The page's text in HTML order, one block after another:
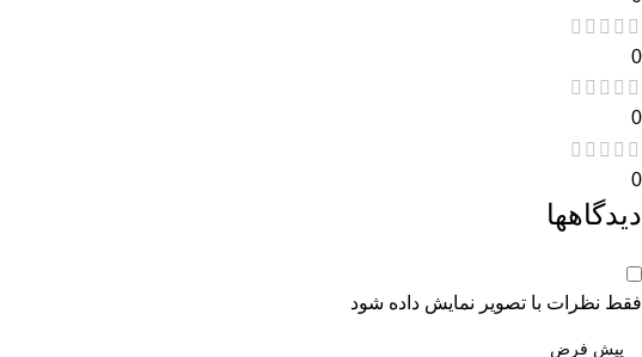
0
0
0
دیدگاهها
فقط نظرات با تصویر نمایش داده شود